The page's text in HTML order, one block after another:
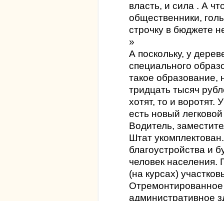
власть, и сила . А
общественники,
строчку в бюджете
»
А поскольку, у
специального
такое образование,
тридцать тысяч
хотят, то и
есть новый
Водитель,
Штат
благоустройства и
человек населения.
(на курсах)
административное